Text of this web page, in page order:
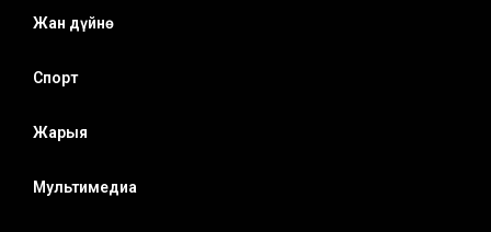
Жан дүйнө
Спорт
Жарыя
Мультимедиа